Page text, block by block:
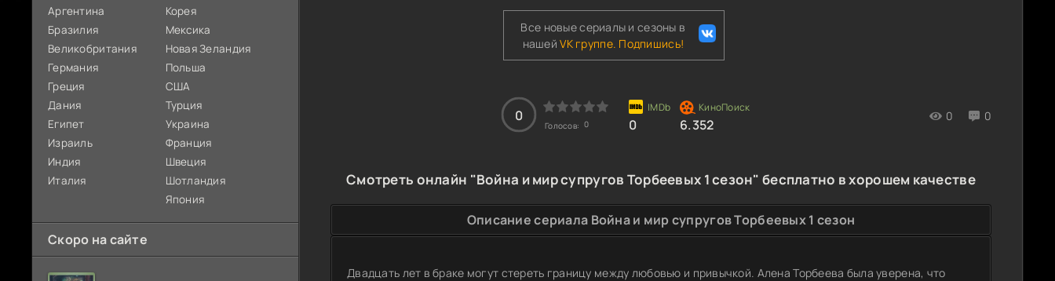
Аргентина
Бразилия
Великобритания
Германия
Греция
Дания
Египет
Израиль
Индия
Италия
Корея
Мексика
Новая Зеландия
Польша
США
Турция
Украина
Франция
Швеция
Шотландия
Япония
Скоро на сайте
Все новые сериалы и сезоны в
нашейVK группе. Подпишись!
0
Голосов: 0 0 6.352
0 0
Смотреть онлайн "Война и мир супругов Торбеевых 1 сезон" бесплатно в хорошем качестве
Описание сериала Война и мир супругов Торбеевых 1 сезон
Двадцать лет в браке могут стереть границу между любовью и привычкой. Алена Торбеева была уверена, что